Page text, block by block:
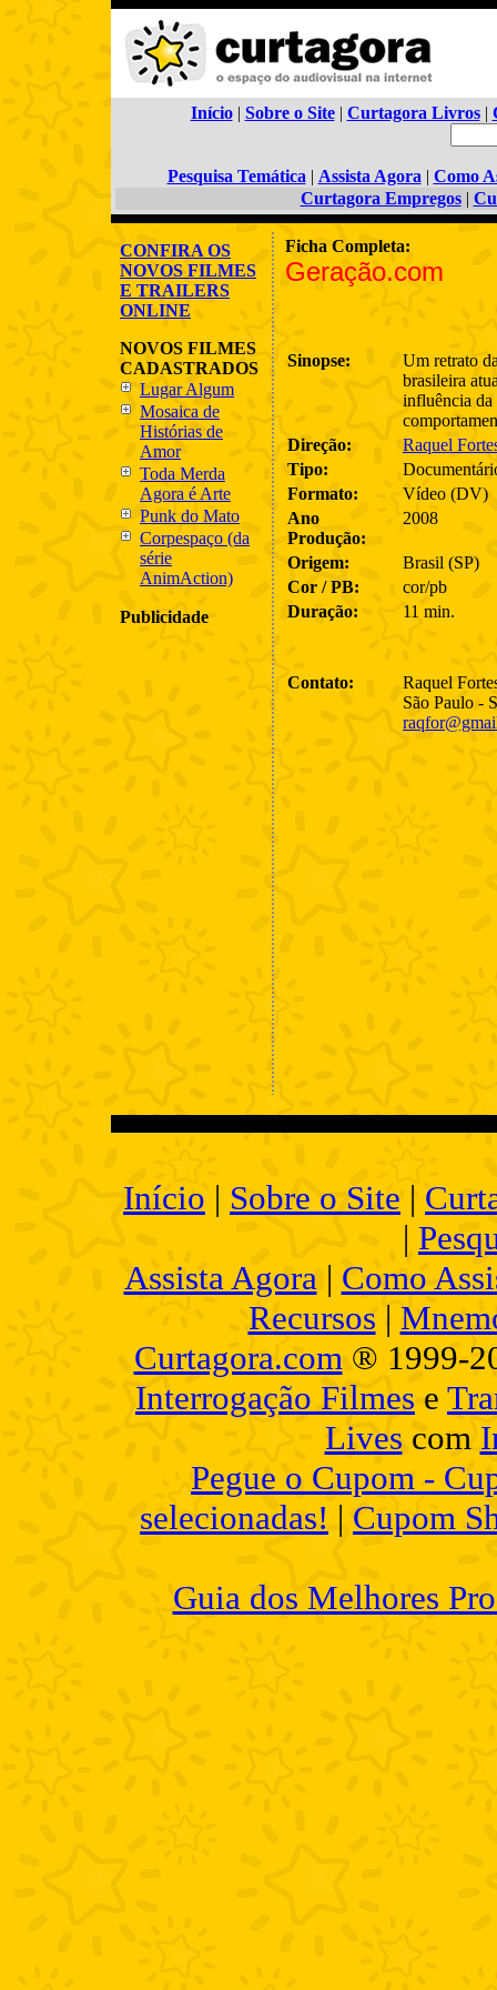
Início| Sobre o Site| Curtagora Livros|
Pesquisa Temática | Assista Agora | Como
Curtagora Empregos|
CONFIRA OS
NOVOS FILMES
E TRAILERS
ONLINE
NOVOS FILMES
CADASTRADOS
Lugar Algum
Mosaica de
Histórias de
Amor
Toda Merda
Agora é Arte
Punk do Mato
Corpespaço (da
série
AnimAction)
Publicidade
Ficha Completa:
Geração.com
Sinopse:
Um retrato
brasileira
influência da
Direção:
Raquel
Tipo:
Formato:
Vídeo (DV)
Ano
Produção:
2008
Origem:
Brasil (SP)
Cor / PB:
cor/pb
Duração:
11 min.
Contato:
Raquel
São Paulo -
Início | Sobre o Site |
|
Assista Agora| Como
Recursos |
Curtagora.com® 1999-
Interrogação Filmes e
Lives com
Pegue o Cupom -
selecionadas! | Cupom
Guia dos Melhores